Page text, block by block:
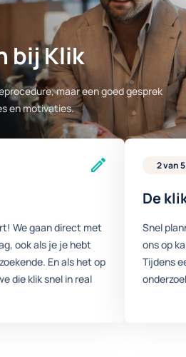
bij Klik
maar een goed gesprek
en motivaties.
We gaan direct met
ook als je je hebt
En als het op
die klik snel in real
2 van 5
De
Snel
ons op
Tijdens